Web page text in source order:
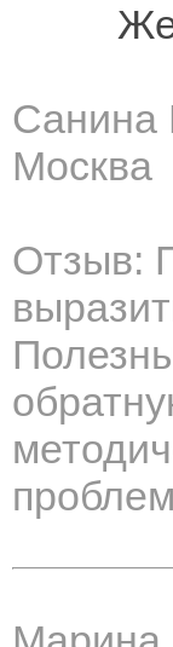
Санина
Москва
Отзыв: